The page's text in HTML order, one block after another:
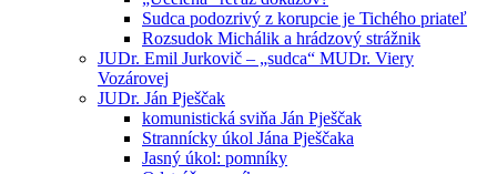
Sudca podozrivý z korupcie je Tichého priateľ
Rozsudok Michálik a hrádzový strážnik
JUDr. Emil Jurkovič – „sudca“ MUDr. Viery
Vozárovej
JUDr. Ján Pješčak
komunistická sviňa Ján Pješčak
Strannícky úkol Jána Pješčaka
Jasný úkol: pomníky